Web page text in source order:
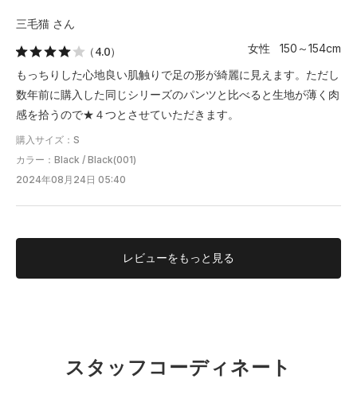
三毛猫 さん
（4.0）
女性 150～154cm
もっちりした心地良い肌触りで足の形が綺麗に見えます。ただし
数年前に購入した同じシリーズのパンツと比べると生地が薄く肉
感を拾うので★４つとさせていただきます。
購入サイズ：S
カラー：Black / Black(001)
2024年08月24日 05:40
レビューをもっと見る
スタッフコーディネート